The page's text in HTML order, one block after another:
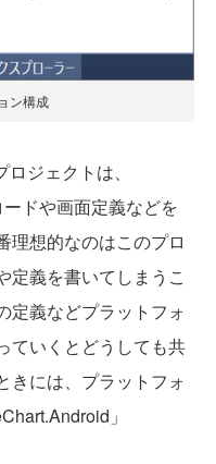
ン構成
ジェクトは、
ドや画面定義などを
理想的なのはこのプロ
定義を書いてしまうこ
定義などプラットフォ
ていくとどうしても共
きには、プラットフォ
」